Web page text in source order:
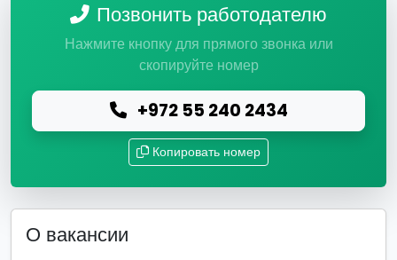
Позвонить работодателю
Нажмите кнопку для прямого звонка или
скопируйте номер
+972 55 240 2434
Копировать номер
О вакансии